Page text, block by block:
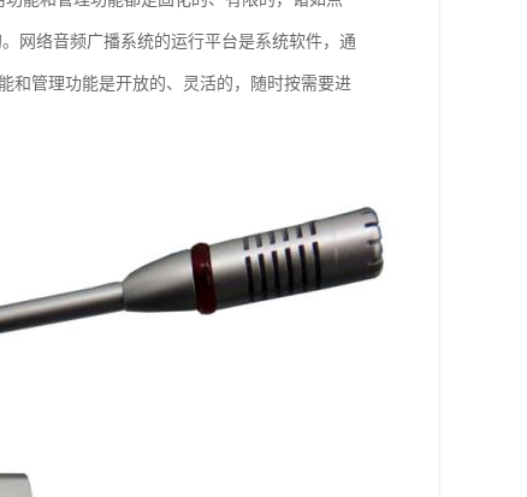
网络音频广播系统的运行平台是系统软件，通
和管理功能是开放的、灵活的，随时按需要进